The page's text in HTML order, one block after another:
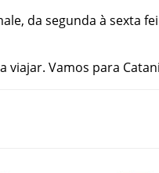
, da segunda à sexta
a viajar. Vamos para